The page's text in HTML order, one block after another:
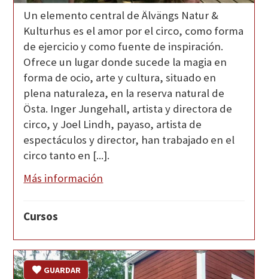
Un elemento central de Älvängs Natur &
Kulturhus es el amor por el circo, como forma
de ejercicio y como fuente de inspiración.
Ofrece un lugar donde sucede la magia en
forma de ocio, arte y cultura, situado en
plena naturaleza, en la reserva natural de
Östa. Inger Jungehall, artista y directora de
circo, y Joel Lindh, payaso, artista de
espectáculos y director, han trabajado en el
circo tanto en [...].
Más información
Cursos
GUARDAR